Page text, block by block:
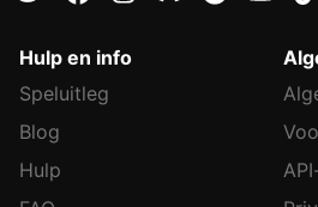
Hulp en info
Speluitleg
Blog
Hulp